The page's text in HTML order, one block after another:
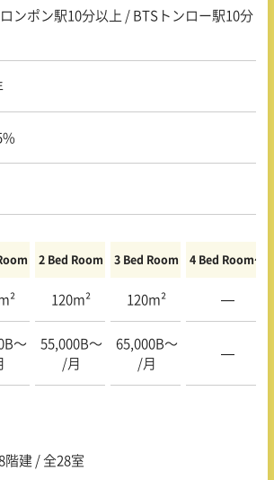
ンポン駅10分以上 / BTSトンロー駅10分
2 Bed Room 3 Bed Room 4 Bed Room〜
120m² 120m² —
〜
55,000B〜
/月
65,000B〜
/月
—
階建 / 全28室